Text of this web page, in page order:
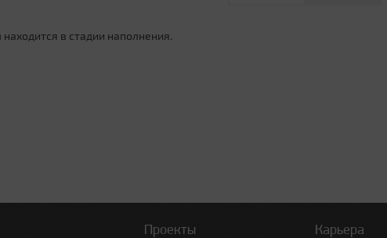
находится в стадии наполнения.
Проекты Карьера